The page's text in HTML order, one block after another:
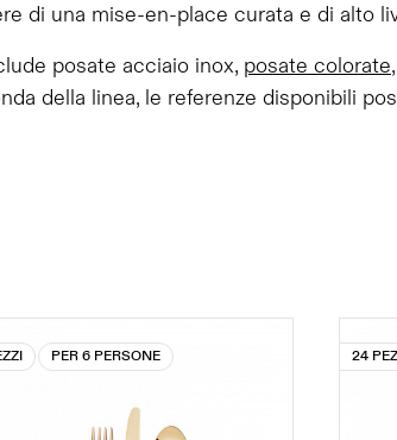
di una mise-en-place curata e di alto
posate acciaio inox, posate colorate
della linea, le referenze disponibili
PER 6 PERSONE 24